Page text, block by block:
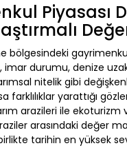
Piyasası
bölgesindeki
durumu, denize
nitelik gibi
farklılıklar yarattığı
arazileri ile ekoturizm
arasındaki değer
tarihin en yüksek